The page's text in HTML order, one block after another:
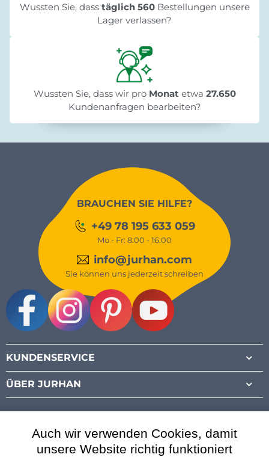
Wussten Sie, dass täglich 560Bestellungen unsere
Lager verlassen?
Wussten Sie, dass wir pro Monat etwa 27.650
Kundenanfragen bearbeiten?
BRAUCHEN SIE HILFE?
+49 78 195 633 059
Mo - Fr: 8:00 - 16:00
info@jurhan.com
Sie können uns jederzeit schreiben
KUNDENSERVICE
ÜBER JURHAN
Auch wir verwenden Cookies, damit
unsere Website richtig funktioniert